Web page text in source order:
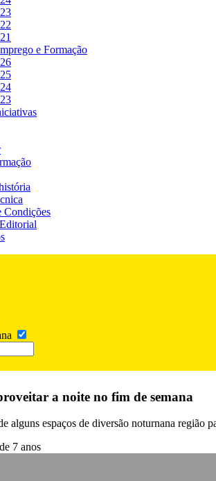
e Formação
Condições
a noite no fim de semana
alguns espaços de diversão noturnana região
7 anos